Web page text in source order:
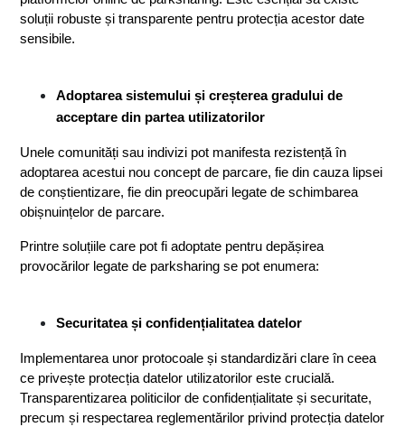
soluții robuste și transparente pentru protecția acestor date
sensibile.
Adoptarea sistemului și creșterea gradului de
acceptare din partea utilizatorilor
Unele comunități sau indivizi pot manifesta rezistență în
adoptarea acestui nou concept de parcare, fie din cauza lipsei
de conștientizare, fie din preocupări legate de schimbarea
obișnuințelor de parcare.
Printre soluțiile care pot fi adoptate pentru depășirea
provocărilor legate de parksharing se pot enumera:
Securitatea și confidențialitatea datelor
Implementarea unor protocoale și standardizări clare în ceea
ce privește protecția datelor utilizatorilor este crucială.
Transparentizarea politicilor de confidențialitate și securitate,
precum și respectarea reglementărilor privind protecția datelor